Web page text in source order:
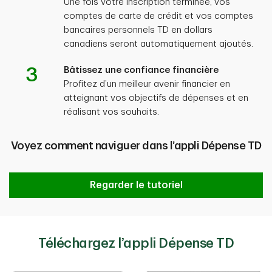
Une fois votre inscription terminée, vos
comptes de carte de crédit et vos comptes
bancaires personnels TD en dollars
canadiens seront automatiquement ajoutés.
3
Bâtissez une confiance financière
Profitez d’un meilleur avenir financier en
atteignant vos objectifs de dépenses et en
réalisant vos souhaits.
Voyez comment naviguer dans l’appli Dépense TD
Regarder le tutoriel
Téléchargez l’appli Dépense TD